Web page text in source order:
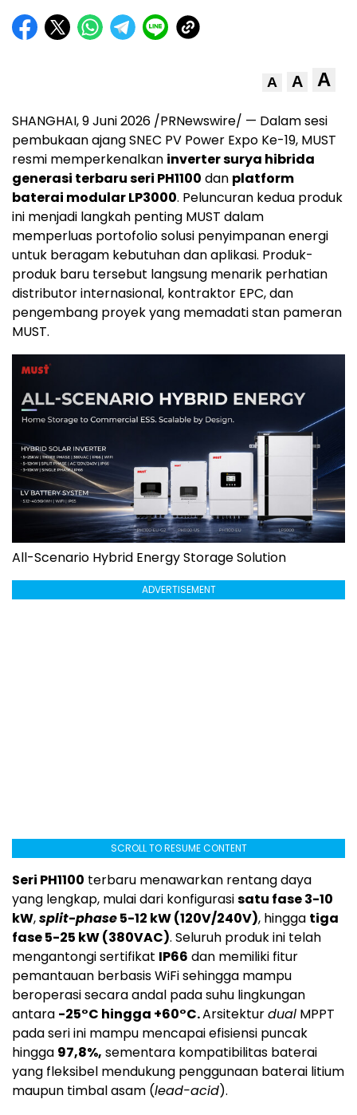
A A A
SHANGHAI, 9 Juni 2026 /PRNewswire/ — Dalam sesi
pembukaan ajang SNEC PV Power Expo Ke-19, MUST
resmi memperkenalkan inverter surya hibrida
generasi terbaru seri PH1100 dan platform
baterai modular LP3000. Peluncuran kedua produk
ini menjadi langkah penting MUST dalam
memperluas portofolio solusi penyimpanan energi
untuk beragam kebutuhan dan aplikasi. Produk-
produk baru tersebut langsung menarik perhatian
distributor internasional, kontraktor EPC, dan
pengembang proyek yang memadati stan pameran
MUST.
All-Scenario Hybrid Energy Storage Solution
ADVERTISEMENT
SCROLL TO RESUME CONTENT
Seri PH1100 terbaru menawarkan rentang daya
yang lengkap, mulai dari konfigurasisatu fase 3-10
kW,split-phase5-12 kW (120V/240V), hingga tiga
fase 5-25 kW (380VAC). Seluruh produk ini telah
mengantongi sertifikat IP66 dan memiliki fitur
pemantauan berbasis WiFi sehingga mampu
beroperasi secara andal pada suhu lingkungan
antara -25°C hingga +60°C.Arsitekturdual MPPT
pada seri ini mampu mencapai efisiensi puncak
hingga 97,8%, sementara kompatibilitas baterai
yang fleksibel mendukung penggunaan baterai litium
maupun timbal asam (lead-acid).